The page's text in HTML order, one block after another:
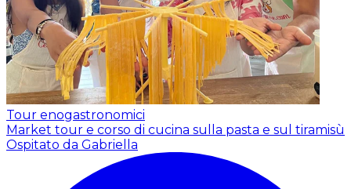
Tour enogastronomici
Market tour e corso di cucina sulla pasta e sul tiramisù
Ospitato da Gabriella